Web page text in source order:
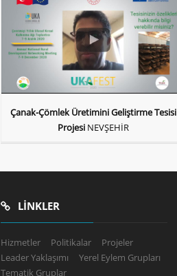
Çanak-Çömlek Üretimini Geliştirme Tesisi
Projesi NEVŞEHİR
LINKLER
Hizmetler Politikalar
Projeler
Leader Yaklaşımı
Yerel Eylem Grupları
Tematik Gruplar